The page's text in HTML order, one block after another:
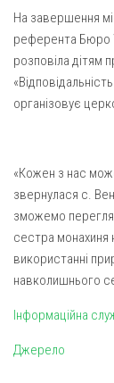
Парохії
Свято-
Св.
Монастир
Монастир
Святого
Комісії
Катехитична
На завершення
референта Бюро
розповіла дітям
організовує
«Кожен з нас
звернулася с.
зможемо
сестра монахиня
використанні
навколишнього
Інформаційна
Джерело